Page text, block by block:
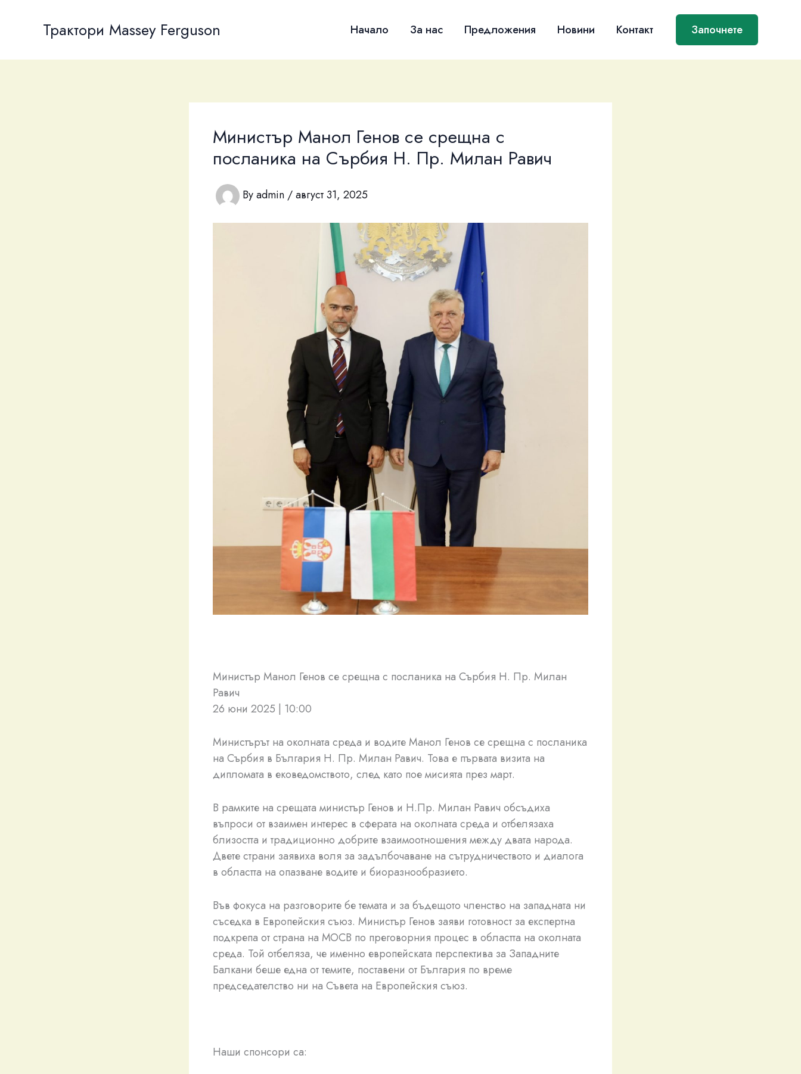
Трактори Massey Ferguson Начало За нас Предложения Новини Контакт Започнете
Министър Манол Генов се срещна с
посланика на Сърбия Н. Пр. Милан Равич
Byadmin /август 31, 2025
Министър Манол Генов се срещна с посланика на Сърбия Н. Пр. Милан
Равич
26 юни 2025 | 10:00
Министърът на околната среда и водите Манол Генов се срещна с посланика
на Сърбия в България Н. Пр. Милан Равич. Това е първата визита на
дипломата в ековедомството, след като пое мисията през март.
В рамките на срещата министър Генов и Н.Пр. Милан Равич обсъдиха
въпроси от взаимен интерес в сферата на околната среда и отбелязаха
близостта и традиционно добрите взаимоотношения между двата народа.
Двете страни заявиха воля за задълбочаване на сътрудничеството и диалога
в областта на опазване водите и биоразнообразието.
Във фокуса на разговорите бе темата и за бъдещото членство на западната ни
съседка в Европейския съюз. Министър Генов заяви готовност за експертна
подкрепа от страна на МОСВ по преговорния процес в областта на околната
среда. Той отбеляза, че именно европейската перспектива за Западните
Балкани беше една от темите, поставени от България по време
председателство ни на Съвета на Европейския съюз.
Наши спонсори са: